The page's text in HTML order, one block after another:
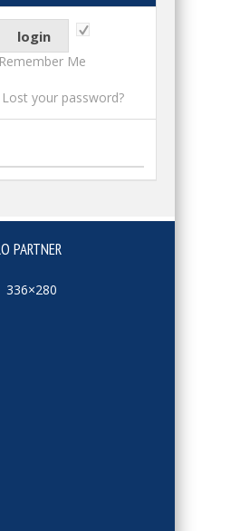
Remember Me
Lost your password?
PARTNER